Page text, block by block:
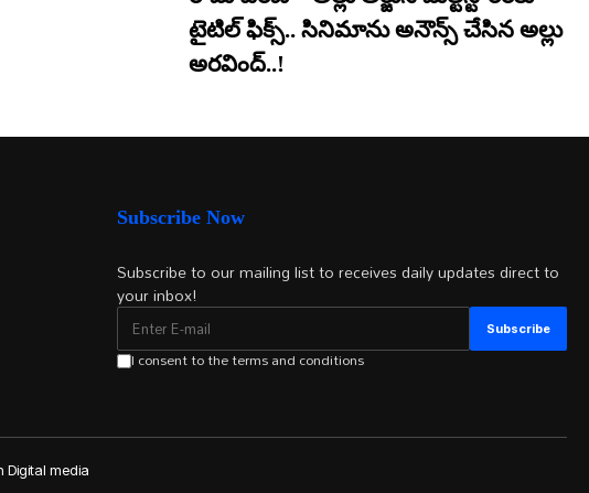
టైటిల్ ఫిక్స్.. సినిమాను అనౌన్స్ చేసిన అల్లు
అరవింద్..!
Subscribe Now
Subscribe to our mailing list to receives daily updates direct to
your inbox!
I consent to the terms and conditions
Digital media